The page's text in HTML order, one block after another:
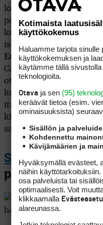
loistava tuulipelaaja ja
kuluvalla kaudella vielä
iskemään takaa eikä
Ernie Elsillaon
Carnoustien kentästä,
otteeseen Dunhill
kolmas tila antoi etelä-
itseluottamusta.
kierros näyttää pitkälti
saavuttamaan uransa
Sergio Garcian
Kotimaista
käyttökokemus
Haluamme tarjota sinulle
käyttökokemuksen ja
käytämme tällä
teknologioita.
Otava ja sen (95)
keräävät tietoa (esim.
ominaisuuk­sista)
Sisällön ja
Kohdennettu
Kävijämäärien ja
Hyväksymällä evästeet,
näihin
osa palveluista tai
optimaalisesti. Voit
klikkaamalla
alareunassa.